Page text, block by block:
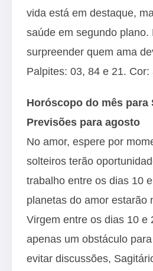
vida está em destaque,
saúde em segundo plano.
surpreender quem ama
Palpites: 03, 84 e 21. Cor:
Horóscopo do mês para
Previsões para agosto
No amor, espere por
solteiros terão
trabalho entre os dias 10
planetas do amor estarão
Virgem entre os dias 10 e
apenas um obstáculo
evitar discussões,